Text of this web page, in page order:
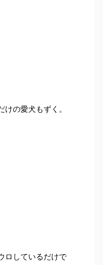
の愛犬もずく。
ロしているだけで